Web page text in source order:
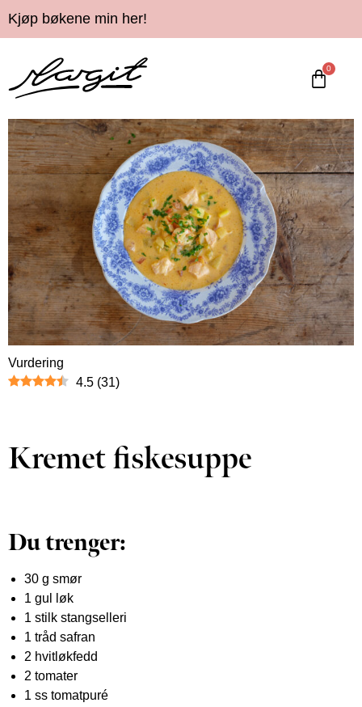
Kjøp bøkene min her!
0
Vurdering
4.5 (31)
Kremet fiskesuppe
Du trenger:
30 g smør
1 gul løk
1 stilk stangselleri
1 tråd safran
2 hvitløkfedd
2 tomater
1 ss tomatpuré